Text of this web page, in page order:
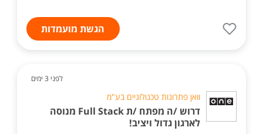
הגשת מועמדות
לפני 3 ימים
וואן פתרונות טכנולוגיים בע"מ
דרוש /ה מפתח /ת Full Stack מנוסה
לארגון גדול ויציב!